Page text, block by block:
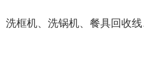
框机、洗锅机、餐具回收